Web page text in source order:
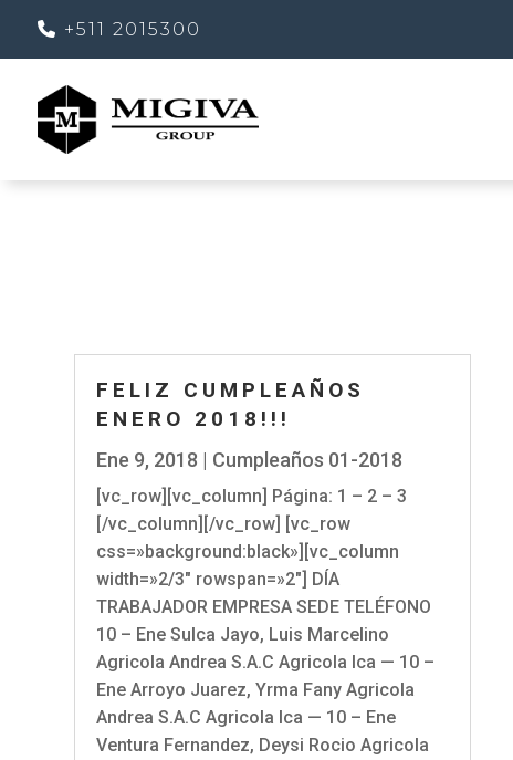
+511 2015300
FELIZ CUMPLEAÑOS
ENERO 2018!!!
Ene 9, 2018 | Cumpleaños 01-2018
[vc_row][vc_column] Página: 1 – 2 – 3
[/vc_column][/vc_row] [vc_row
css=»background:black»][vc_column
width=»2/3″ rowspan=»2″] DÍA
TRABAJADOR EMPRESA SEDE TELÉFONO
10 – Ene Sulca Jayo, Luis Marcelino
Agricola Andrea S.A.C Agricola Ica — 10 –
Ene Arroyo Juarez, Yrma Fany Agricola
Andrea S.A.C Agricola Ica — 10 – Ene
Ventura Fernandez, Deysi Rocio Agricola